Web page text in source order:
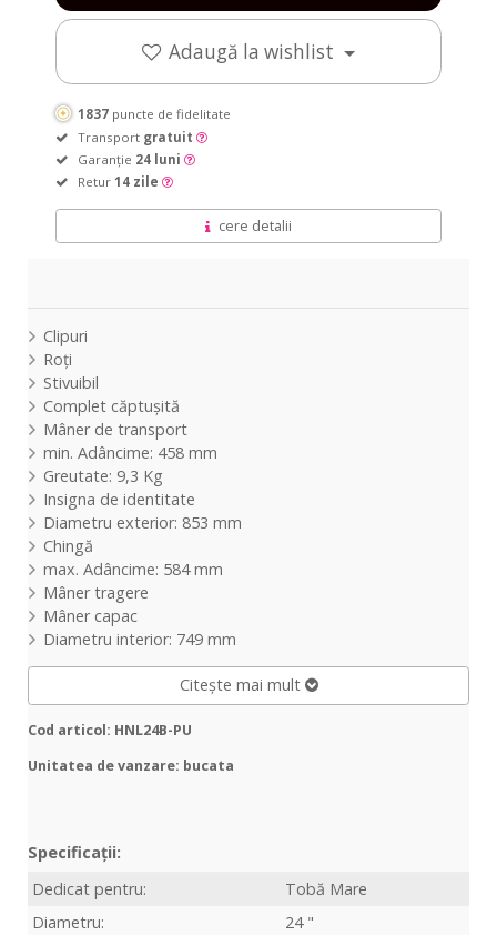
Light
/
fully
Light
Blue
/
fully
Granite
fully
lined
Granite
fully
lined
Adaugă la wishlist
1837 puncte de fidelitate
Transport gratuit
Garanție 24 luni
Retur 14 zile
cere detalii
Clipuri
Roți
Stivuibil
Complet căptușită
Mâner de transport
min. Adâncime: 458 mm
Greutate: 9,3 Kg
Insigna de identitate
Diametru exterior: 853 mm
Chingă
max. Adâncime: 584 mm
Mâner tragere
Mâner capac
Diametru interior: 749 mm
Citește mai mult
Cod articol: HNL24B-PU
Unitatea de vanzare: bucata
Specificații:
Dedicat pentru:
Tobă Mare
Diametru:
24 "